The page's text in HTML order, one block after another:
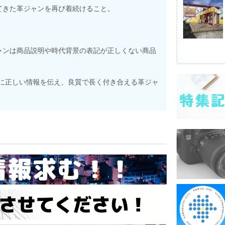
た革ジャンを再び着続けること。
は商品説明や時代背景の表記が正しくない商品
しい情報を伝え、良質で長く付き合える革ジャ